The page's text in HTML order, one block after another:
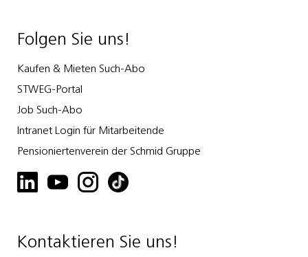
Folgen Sie uns!
Kaufen & Mieten Such-Abo
STWEG-Portal
Job Such-Abo
Intranet Login für Mitarbeitende
Pensioniertenverein der Schmid Gruppe
Kontaktieren Sie uns!